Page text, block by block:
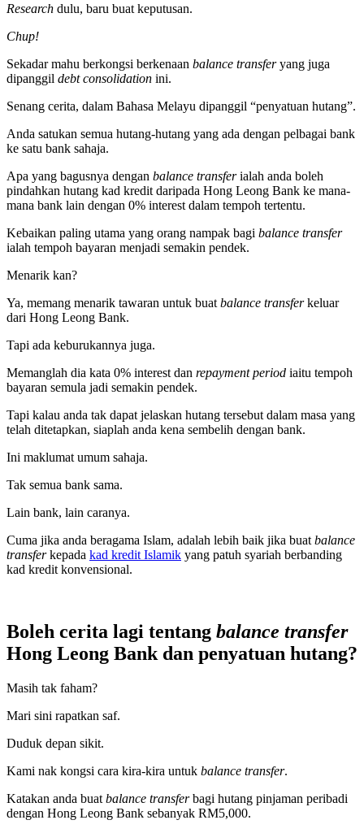
Research dulu, baru buat keputusan.
Chup!
Sekadar mahu berkongsi berkenaan balance transferyang juga
dipanggil debt consolidation ini.
Senang cerita, dalam Bahasa Melayu dipanggil “penyatuan hutang”.
Anda satukan semua hutang-hutang yang ada dengan pelbagai bank
ke satu bank sahaja.
Apa yang bagusnya dengan balance transferialah anda boleh
pindahkan hutang kad kredit daripada Hong Leong Bank ke mana-
mana bank lain dengan 0% interest dalam tempoh tertentu.
Kebaikan paling utama yang orang nampak bagi balance transfer
ialah tempoh bayaran menjadi semakin pendek.
Menarik kan?
Ya, memang menarik tawaran untuk buatbalance transferkeluar
dari Hong Leong Bank.
Tapi ada keburukannya juga.
Memanglah dia kata 0% interest dan repayment period iaitu tempoh
bayaran semula jadi semakin pendek.
Tapi kalau anda tak dapat jelaskan hutang tersebut dalam masa yang
telah ditetapkan, siaplah anda kena sembelih dengan bank.
Ini maklumat umum sahaja.
Tak semua bank sama.
Lain bank, lain caranya.
Cuma jika anda beragama Islam, adalah lebih baik jika buatbalance
transferkepada kad kredit Islamik yang patuh syariah berbanding
kad kredit konvensional.
Boleh cerita lagi tentang balance transfer
Hong Leong Bank dan penyatuan hutang?
Masih tak faham?
Mari sini rapatkan saf.
Duduk depan sikit.
Kami nak kongsi cara kira-kira untuk balance transfer.
Katakan anda buat balance transferbagi hutang pinjaman peribadi
dengan Hong Leong Bank sebanyak RM5,000.